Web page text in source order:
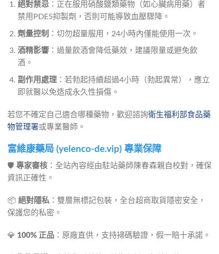
絕對禁忌：正在服用硝酸鹽類藥物（如心臟病用藥）者
禁用PDE5抑製劑，否則可能導致血壓驟降。
劑量控制 ：切勿超量服用，24小時內僅能使用一次。
酒精影響：過量飲酒會降低藥效，建議限量或避免飲
酒。
副作用處理：若勃起持續超過4小時（勃起異常），應立
即就醫以免造成永久性損傷。
若您不確定自己適合哪種藥物，歡迎諮詢衛生福利部食品藥
物管理署或專業醫師。
富維康藥局 (yelenco-de.vip) 專業保障
🛡️ 專家審核 ：全站內容經由駐站藥師陳春森親自校對，確保
資訊正確性。
📦 絕對隱私 ：雙層無標記包裝，全台超商取貨隱密安全，
保護您的私密。
💎 100% 正品 ：原廠直供，支持掃碼驗證，假一賠十承諾。